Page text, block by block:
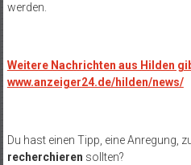
werden.
Weitere Nachrichten aus Hilden
www.anzeiger24.de/hilden/news/
Du hast einen Tipp, eine Anregung,
recherchieren sollten?